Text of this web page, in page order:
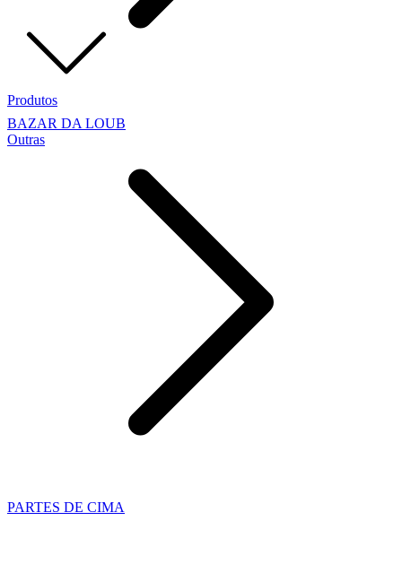
BAZAR DA LOUB
Outras
Produtos
PARTES DE CIMA